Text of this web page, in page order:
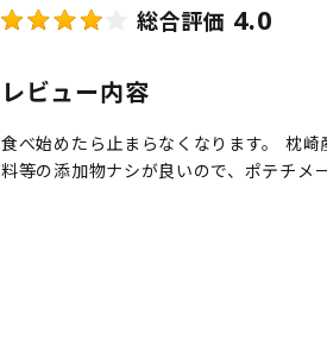
総合評価 4.0
レビュー内容
食べ始めたら止まらなくなります。 枕
料等の添加物ナシが良いので、ポテチメ